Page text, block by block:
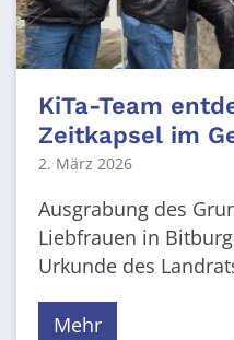
KiTa-Team
Zeitkapsel im
2. März 2026
Ausgrabung des
Liebfrauen in
Urkunde des
Mehr